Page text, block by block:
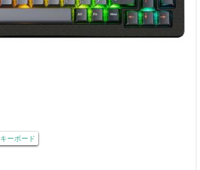
キーボード